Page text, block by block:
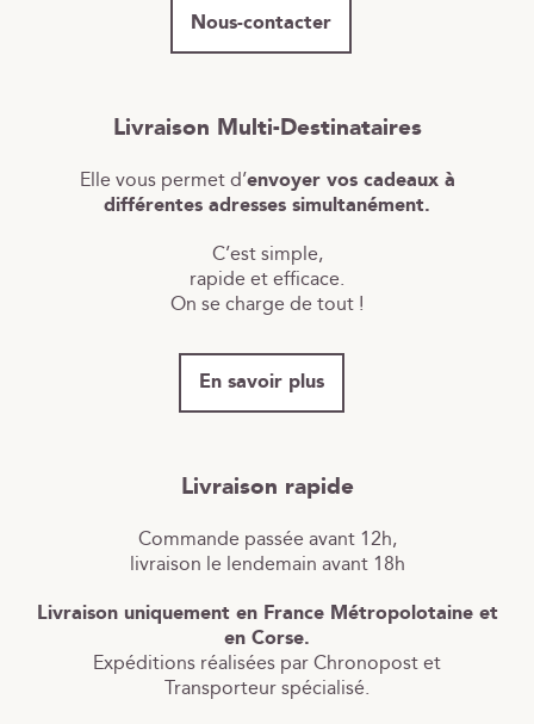
Nous-contacter
Livraison Multi-Destinataires
Elle vous permet d’envoyer vos cadeaux à
différentes adresses simultanément.
C’est simple,
rapide et efficace.
On se charge de tout !
En savoir plus
Livraison rapide
Commande passée avant 12h,
livraison le lendemain avant 18h
Livraison uniquement en France Métropolotaine et
en Corse.
Expéditions réalisées par Chronopost et
Transporteur spécialisé.